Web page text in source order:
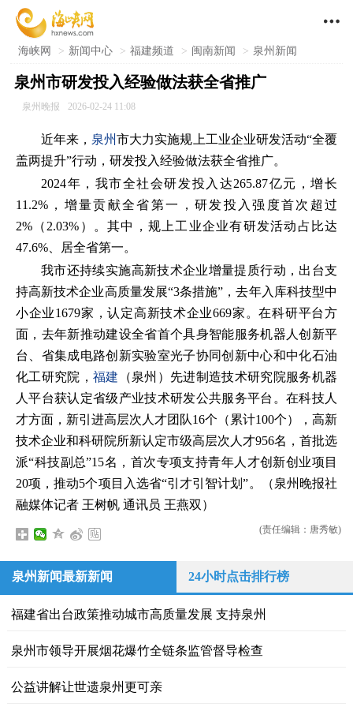

海峡网 > 新闻中心 > 福建频道 > 闽南新闻 > 泉州新闻
泉州市研发投入经验做法获全省推广
泉州晚报 2026-02-24 11:08
近年来， 泉州市大力实施规上工业企业研发活动“全覆
盖两提升”行动，研发投入经验做法获全省推广。
2024年，我市全社会研发投入达265.87亿元，增长
11.2%，增量贡献全省第一，研发投入强度首次超过
2%（2.03%）。其中，规上工业企业有研发活动占比达
47.6%、居全省第一。
我市还持续实施高新技术企业增量提质行动，出台支
持高新技术企业高质量发展“3条措施”，去年入库科技型中
小企业1679家，认定高新技术企业669家。在科研平台方
面，去年新推动建设全省首个具身智能服务机器人创新平
台、省集成电路创新实验室光子协同创新中心和中化石油
化工研究院， 福建 （泉州）先进制造技术研究院服务机器
人平台获认定省级产业技术研发公共服务平台。在科技人
才方面，新引进高层次人才团队16个（累计100个），高新
技术企业和科研院所新认定市级高层次人才956名，首批选
派“科技副总”15名，首次专项支持青年人才创新创业项目
20项，推动5个项目入选省“引才引智计划”。（泉州晚报社
融媒体记者 王树帆 通讯员 王燕双）
(责任编辑：唐秀敏)
泉州新闻最新新闻 24小时点击排行榜
福建省出台政策推动城市高质量发展 支持泉州
泉州市领导开展烟花爆竹全链条监管督导检查
公益讲解让世遗泉州更可亲